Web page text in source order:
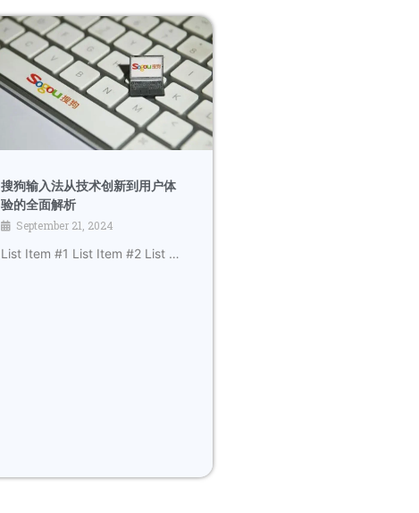
搜狗输入法从技术创新到用户体
验的全面解析
September 21, 2024
List Item #1 List Item #2 List …